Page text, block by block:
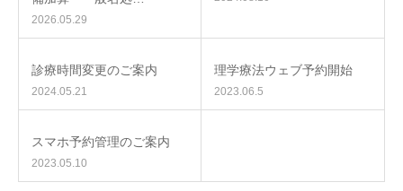
2026.05.29
診療時間変更のご案内
2024.05.21
理学療法ウェブ予約開始
2023.06.5
スマホ予約管理のご案内
2023.05.10